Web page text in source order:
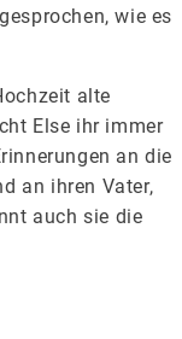
wie es
alte
Else ihr immer
an die
an ihren Vater,
auch sie die